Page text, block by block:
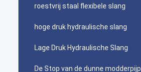
roestvrij staal flexibele slang
hoge druk hydraulische slang
Lage Druk Hydraulische Slang
De Stop van de dunne modderpijp